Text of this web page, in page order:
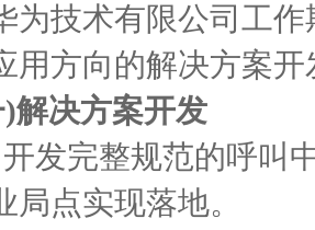
为技术有限公司工
用方向的解决方案
解决方案开发
发完整规范的呼叫
局点实现落地。